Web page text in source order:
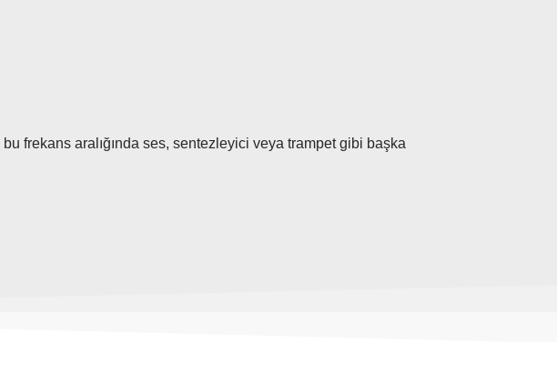
bu frekans aralığında ses, sentezleyici veya trampet gibi başka